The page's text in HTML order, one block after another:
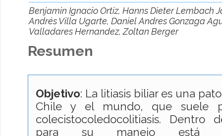
Benjamin Ignacio Ortiz, Hanns Dieter Lembach
Andrés Villa Ugarte, Daniel Andres Gonzaga
Valladares Hernandez, Zoltan Berger
Resumen
Objetivo: La litiasis biliar es una
Chile y el mundo, que suele
colecistocoledocolitiasis. Dentro
para su manejo